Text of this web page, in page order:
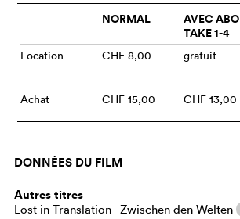
NORMAL
AVEC ABO
TAKE 1-4
Location CHF 8,00 gratuit
Achat CHF 15,00 CHF 13,00
DONNÉES DU FILM
Autres titres
Lost in Translation - Zwischen den Welten